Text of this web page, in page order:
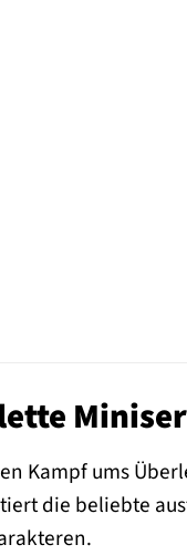
Kampf ums
die beliebte